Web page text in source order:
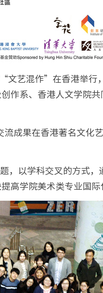
艺混作”在香港举行
作系、香港人文学院
成果在香港著名文化
以学科交叉的方式，
高学院美术类专业国际